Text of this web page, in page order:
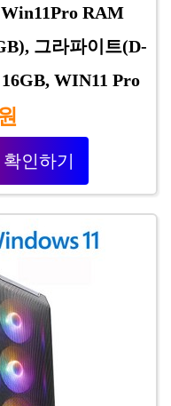
RAM
그라파이트(D-
WIN11 Pro
인하기